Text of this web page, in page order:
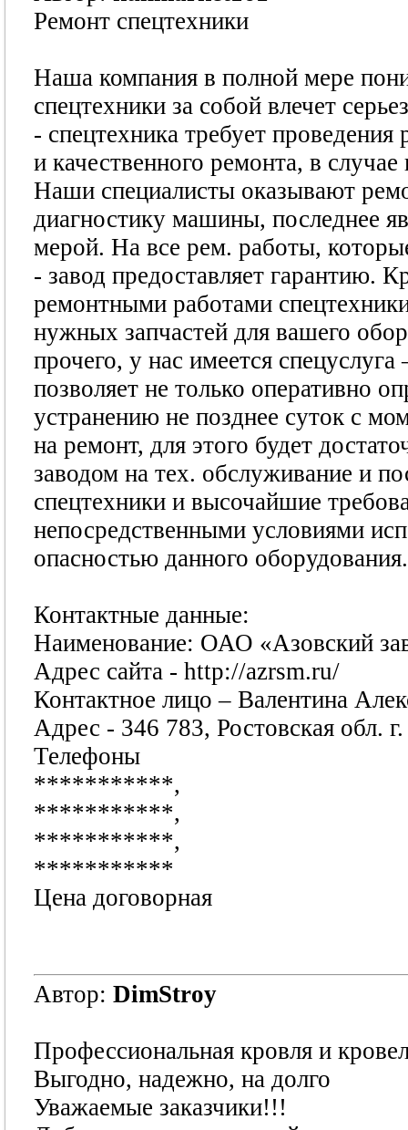
Ремонт спецтехники
Наша компания в полной мере
спецтехники за собой влечет
- спецтехника требует
и качественного ремонта, в
Наши специалисты оказывают
диагностику машины, последнее
мерой. На все рем. работы,
- завод предоставляет гарантию.
ремонтными работами
нужных запчастей для вашего
прочего, у нас имеется
позволяет не только оперативно
устранению не позднее суток с
на ремонт, для этого будет
заводом на тех. обслуживание и
спецтехники и высочайшие
непосредственными условиями
опасностью данного оборудования.
Контактные данные:
Наименование: ОАО «Азовский
Адрес сайта - http://azrsm.ru/
Контактное лицо – Валентина
Адрес - 346 783, Ростовская обл.
Телефоны
***********,
***********,
***********,
***********
Цена договорная
Автор: DimStroy
Профессиональная кровля и
Выгодно, надежно, на долго
Уважаемые заказчики!!!